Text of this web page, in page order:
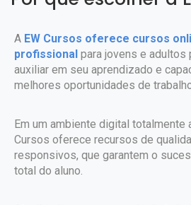
A EW Cursos oferece cursos
profissional para jovens e adultos
auxiliar em seu aprendizado e
melhores oportunidades de
Em um ambiente digital totalmente
Cursos oferece recursos de
responsivos, que garantem o
total do aluno.